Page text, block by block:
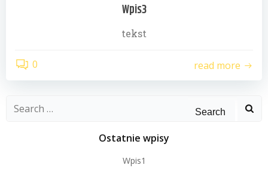
Wpis3
tekst
0 read more
Search
Ostatnie wpisy
Wpis1